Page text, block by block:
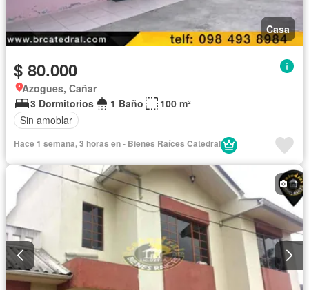
Casa
$ 80.000
Azogues, Cañar
3 Dormitorios
1 Baño
100 m²
Sin amoblar
Hace 1 semana, 3 horas en - Bienes Raíces Catedral